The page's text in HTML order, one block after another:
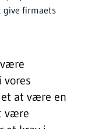
give firmaets
vores
at være en
være